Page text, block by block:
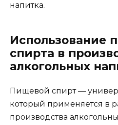
напитка.
Использование
спирта в
алкогольных
Пищевой спирт —
который применяется в
производства